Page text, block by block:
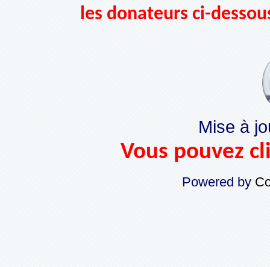
les donateurs ci-
Mise à
Vous pouvez
Powered by